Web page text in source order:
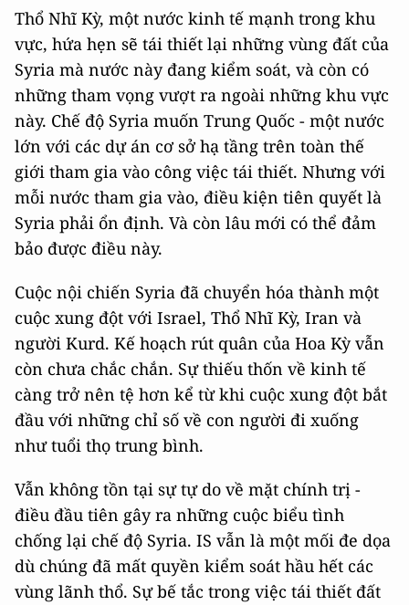
Thổ Nhĩ Kỳ, một nước kinh tế mạnh trong khu
vực, hứa hẹn sẽ tái thiết lại những vùng đất của
Syria mà nước này đang kiểm soát, và còn có
những tham vọng vượt ra ngoài những khu vực
này. Chế độ Syria muốn Trung Quốc - một nước
lớn với các dự án cơ sở hạ tầng trên toàn thế
giới tham gia vào công việc tái thiết. Nhưng với
mỗi nước tham gia vào, điều kiện tiên quyết là
Syria phải ổn định. Và còn lâu mới có thể đảm
bảo được điều này.
Cuộc nội chiến Syria đã chuyển hóa thành một
cuộc xung đột với Israel, Thổ Nhĩ Kỳ, Iran và
người Kurd. Kế hoạch rút quân của Hoa Kỳ vẫn
còn chưa chắc chắn. Sự thiếu thốn về kinh tế
càng trở nên tệ hơn kể từ khi cuộc xung đột bắt
đầu với những chỉ số về con người đi xuống
như tuổi thọ trung bình.
Vẫn không tồn tại sự tự do về mặt chính trị -
điều đầu tiên gây ra những cuộc biểu tình
chống lại chế độ Syria. IS vẫn là một mối đe dọa
dù chúng đã mất quyền kiểm soát hầu hết các
vùng lãnh thổ. Sự bế tắc trong việc tái thiết đất